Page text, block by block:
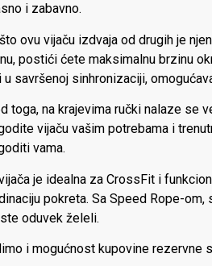
i zabavno.
ovu vijaču izdvaja od drugih je
postići ćete maksimalnu brzinu
u savršenoj sinhronizaciji,
toga, na krajevima ručki nalaze se
vijaču vašim potrebama i
vama.
je idealna za CrossFit i
pokreta. Sa Speed Rope-
oduvek želeli.
i mogućnost kupovine rezervne